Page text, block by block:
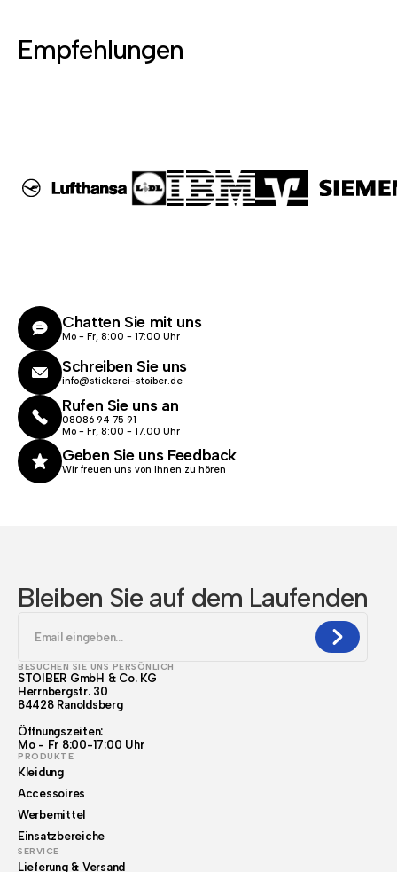
Empfehlungen
Chatten Sie mit uns
Mo - Fr, 8:00 - 17:00 Uhr
Schreiben Sie uns
info@stickerei-stoiber.de
Rufen Sie uns an
08086 94 75 91
Mo - Fr, 8:00 - 17.00 Uhr
Geben Sie uns Feedback
Wir freuen uns von Ihnen zu hören
Bleiben Sie auf dem Laufenden
BESUCHEN SIE UNS PERSÖNLICH
STOIBER GmbH & Co. KG
Herrnbergstr. 30
84428 Ranoldsberg
Öffnungszeiten:
Mo - Fr 8:00-17:00 Uhr
PRODUKTE
Kleidung
Accessoires
Werbemittel
Einsatzbereiche
SERVICE
Lieferung & Versand